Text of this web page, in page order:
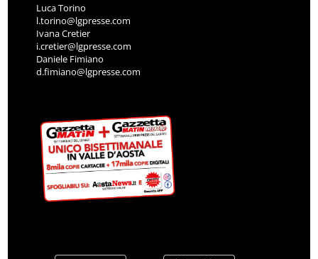
Luca Torino
l.torino@lgpresse.com
Ivana Cretier
i.cretier@lgpresse.com
Daniele Fimiano
d.fimiano@lgpresse.com